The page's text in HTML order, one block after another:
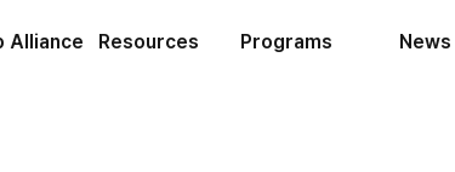
Alliance Resources Programs News